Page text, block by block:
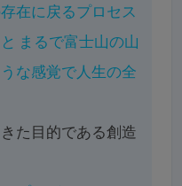
在に戻るプロセス
まるで富士山の山
な感覚で人生の全
た目的である創造